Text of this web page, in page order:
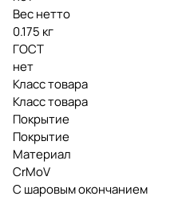
Вес нетто
0.175 кг
ГОСТ
нет
Класс товара
Класс товара
Покрытие
Покрытие
Материал
CrMoV
С шаровым окончанием